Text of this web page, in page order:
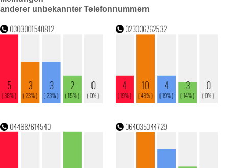
anderer unbekannter Telefonnummern